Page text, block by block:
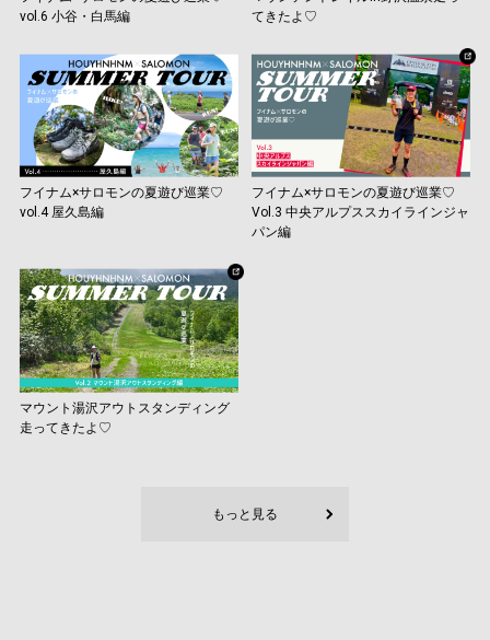
vol.6 小谷・白馬編
てきたよ♡
フイナム×サロモンの夏遊び巡業♡
vol.4 屋久島編
フイナム×サロモンの夏遊び巡業♡
Vol.3 中央アルプススカイラインジャ
パン編
マウント湯沢アウトスタンディング
走ってきたよ♡
もっと見る